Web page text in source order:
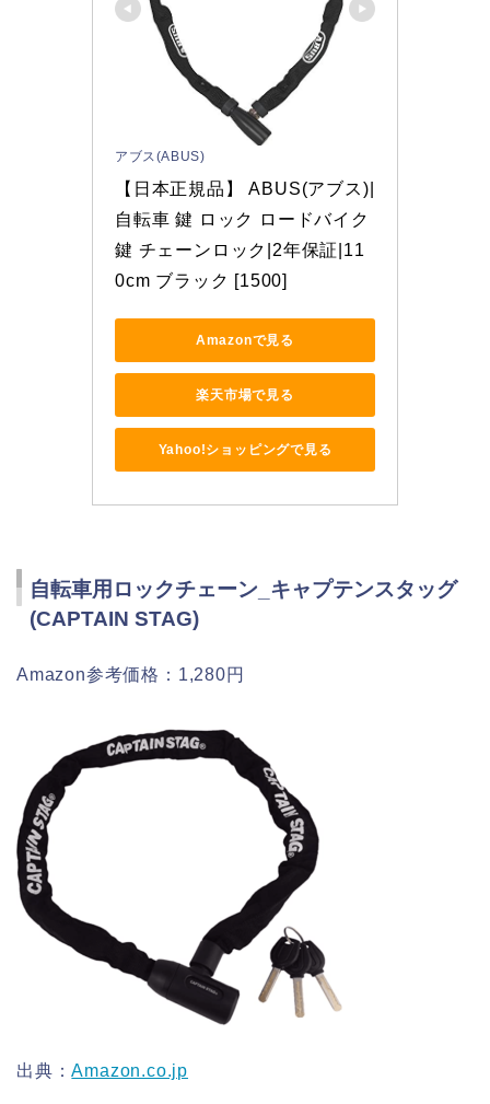
アブス(ABUS)
【日本正規品】 ABUS(アブス)|
自転車 鍵 ロック ロードバイク
鍵 チェーンロック|2年保証|11
0cm ブラック [1500]
Amazonで見る
楽天市場で見る
Yahoo!ショッピングで見る
自転車用ロックチェーン_キャプテンスタッグ
(CAPTAIN STAG)
Amazon参考価格：1,280円
出典：Amazon.co.jp